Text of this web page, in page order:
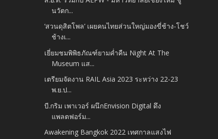
นวัตก...
‘สวนดุสิตโพล’ เผยคนไทยส่วนใหญ่มองขี่ช้าง-โชว์
ช้างเ...
เยี่ยมชมพิพิธภัณฑ์ยามค่ำคืน Night At The
Museum แส...
เตรียมจัดงาน RAIL Asia 2023 ระหว่าง 22-23
พ.ย.ป...
บี.กริม เพาเวอร์ ผนึกEnvision Digital ดึง
แพลตฟอร์ม...
Awakening Bangkok 2022 เทศกาลแสงไฟ